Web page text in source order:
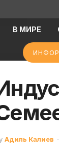
В МИРЕ
Адиль Калиев